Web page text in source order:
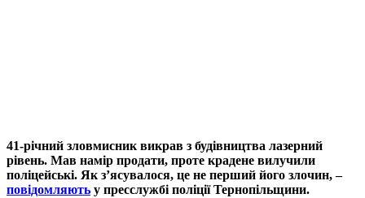
41-річний зловмисник викрав з будівництва лазерний
рівень. Мав намір продати, проте крадене вилучили
поліцейські. Як з’ясувалося, це не перший його злочин, –
повідомляють у пресслужбі поліції Тернопільщини.